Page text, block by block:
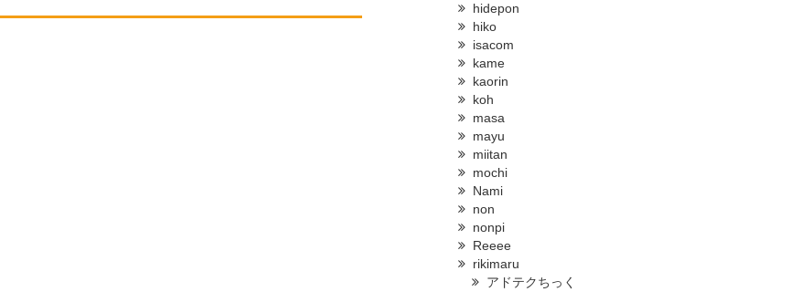
hidepon
hiko
isacom
kame
kaorin
koh
masa
mayu
miitan
mochi
Nami
non
nonpi
Reeee
rikimaru
アドテクちっく